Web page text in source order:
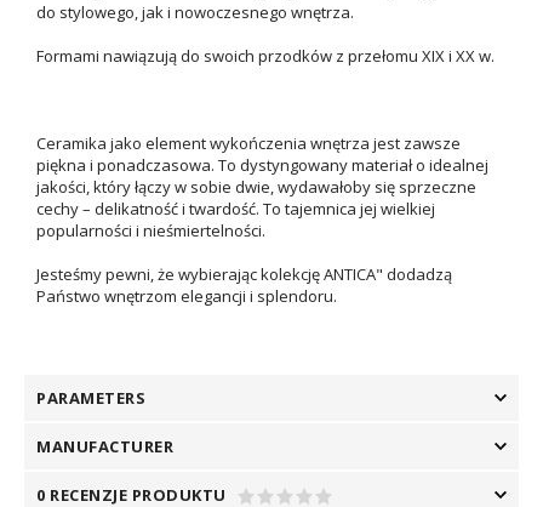
do stylowego, jak i nowoczesnego wnętrza.
Formami nawiązują do swoich przodków z przełomu XIX i XX w.
Ceramika jako element wykończenia wnętrza jest zawsze
piękna i ponadczasowa. To dystyngowany materiał o idealnej
jakości, który łączy w sobie dwie, wydawałoby się sprzeczne
cechy – delikatność i twardość. To tajemnica jej wielkiej
popularności i nieśmiertelności.
Jesteśmy pewni, że wybierając kolekcję ANTICA" dodadzą
Państwo wnętrzom elegancji i splendoru.
PARAMETERS
MANUFACTURER
0 RECENZJE PRODUKTU